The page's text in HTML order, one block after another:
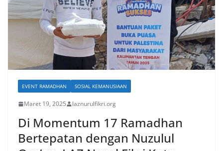
EVENT RAMADHAN SOSIAL KEMANUSIAAN
Maret 19, 2025 laznurulfikri.org
Di Momentum 17 Ramadhan
Bertepatan dengan Nuzulul